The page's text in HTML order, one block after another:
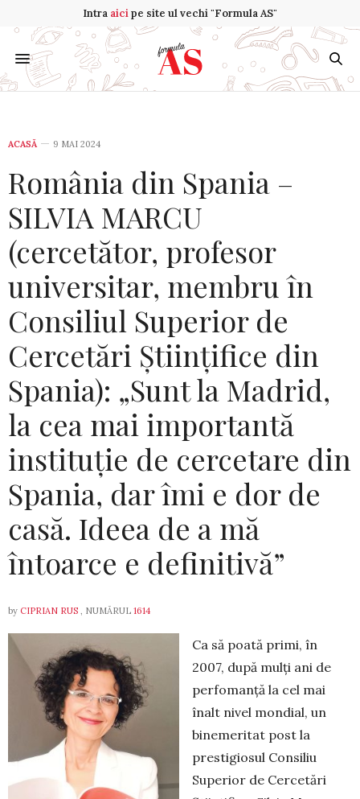
Intra aicipe site ul vechi "Formula AS"
ACASĂ 9 MAI 2024
România din Spania –
SILVIA MARCU
(cercetător, profesor
universitar, membru în
Consiliul Superior de
Cercetări Științifice din
Spania): „Sunt la Madrid,
la cea mai importantă
instituție de cercetare din
Spania, dar îmi e dor de
casă. Ideea de a mă
întoarce e definitivă”
by CIPRIAN RUS , NUMĂRUL 1614
Ca să poată primi, în
2007, după mulți ani de
perfomanță la cel mai
înalt nivel mondial, un
binemeritat post la
prestigiosul Consiliu
Superior de Cercetări